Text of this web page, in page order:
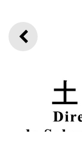
上一则